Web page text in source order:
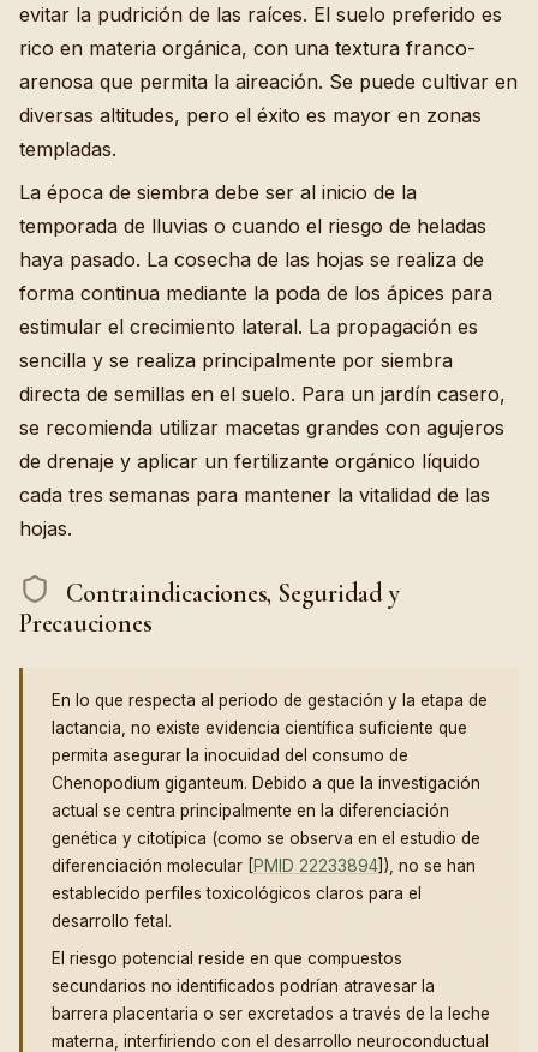
evitar la pudrición de las raíces. El suelo preferido es
rico en materia orgánica, con una textura franco-
arenosa que permita la aireación. Se puede cultivar en
diversas altitudes, pero el éxito es mayor en zonas
templadas.
La época de siembra debe ser al inicio de la
temporada de lluvias o cuando el riesgo de heladas
haya pasado. La cosecha de las hojas se realiza de
forma continua mediante la poda de los ápices para
estimular el crecimiento lateral. La propagación es
sencilla y se realiza principalmente por siembra
directa de semillas en el suelo. Para un jardín casero,
se recomienda utilizar macetas grandes con agujeros
de drenaje y aplicar un fertilizante orgánico líquido
cada tres semanas para mantener la vitalidad de las
hojas.
Contraindicaciones, Seguridad y
Precauciones
En lo que respecta al periodo de gestación y la etapa de
lactancia, no existe evidencia científica suficiente que
permita asegurar la inocuidad del consumo de
Chenopodium giganteum. Debido a que la investigación
actual se centra principalmente en la diferenciación
genética y citotípica (como se observa en el estudio de
diferenciación molecular [PMID 22233894]), no se han
establecido perfiles toxicológicos claros para el
desarrollo fetal.
El riesgo potencial reside en que compuestos
secundarios no identificados podrían atravesar la
barrera placentaria o ser excretados a través de la leche
materna, interfiriendo con el desarrollo neuroconductual